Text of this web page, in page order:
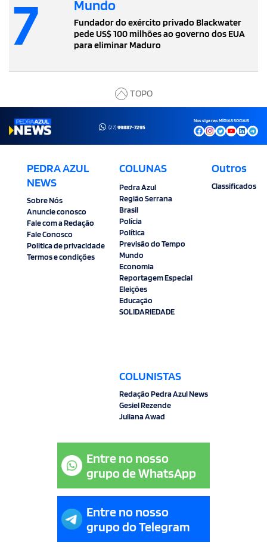
7 Mundo
Fundador do exército privado Blackwater
pede US$ 100 milhões ao governo dos EUA
para eliminar Maduro
TOPO
(27)99887-7295
Nos siga nas MÍDIAS SOCIAIS
PEDRA AZUL
NEWS
Sobre Nós
Anuncie conosco
Fale com a Redação
Fale Conosco
Politica de privacidade
Termos e condições
COLUNAS
Pedra Azul
Região Serrana
Brasil
Polícia
Política
Previsão do Tempo
Mundo
Economia
Reportagem Especial
Eleições
Educação
SOLIDARIEDADE
COLUNISTAS
Redação Pedra Azul News
Gesiel Rezende
Juliana Awad
Outros
Classificados
Entre no nosso
grupo de WhatsApp
Entre no nosso
grupo do Telegram